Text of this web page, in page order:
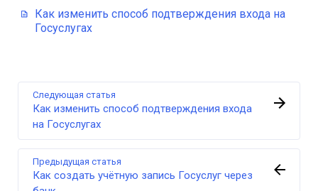
Как изменить способ подтверждения входа на
Госуслугах
Предыдущая статья
Как создать учётную запись Госуслуг через
Следующая статья
Как изменить способ подтверждения входа
на Госуслугах